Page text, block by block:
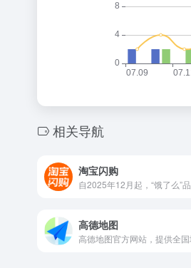
相关导航
淘宝闪购
高德地图